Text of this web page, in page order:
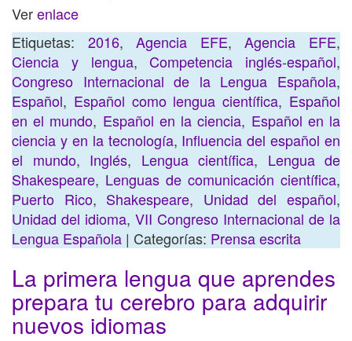
Verenlace
Etiquetas: 2016,Agencia EFE,Agencia EFE,
Ciencia y lengua,Competencia inglés-español,
Congreso Internacional de la Lengua Española,
Español, Español como lengua científica, Español
en el mundo, Español en la ciencia, Español en la
ciencia y en la tecnología, Influencia del español en
el mundo, Inglés, Lengua científica, Lengua de
Shakespeare, Lenguas de comunicación científica,
Puerto Rico, Shakespeare, Unidad del español,
Unidad del idioma, VII Congreso Internacional de la
Lengua Española | Categorías: Prensa escrita
La primera lengua que aprendes
prepara tu cerebro para adquirir
nuevos idiomas